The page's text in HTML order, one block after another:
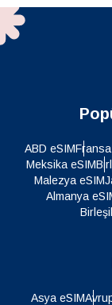
ABD eSIM
Meksika eSIM
Malezya eSIM
Almanya
Asya eSIM